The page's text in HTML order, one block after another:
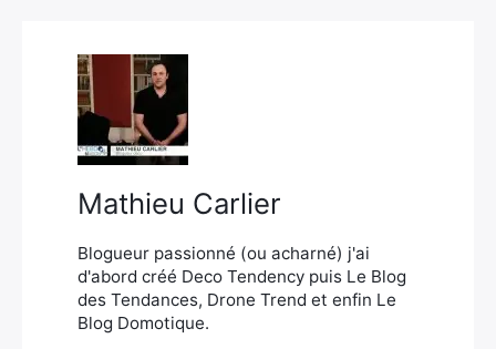
Mathieu Carlier
Blogueur passionné (ou acharné) j'ai
d'abord créé Deco Tendency puis Le Blog
des Tendances, Drone Trend et enfin Le
Blog Domotique.
Rechercher